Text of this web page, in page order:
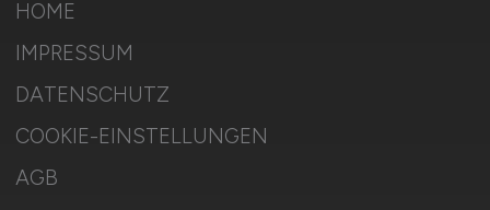
HOME
IMPRESSUM
DATENSCHUTZ
COOKIE-EINSTELLUNGEN
AGB